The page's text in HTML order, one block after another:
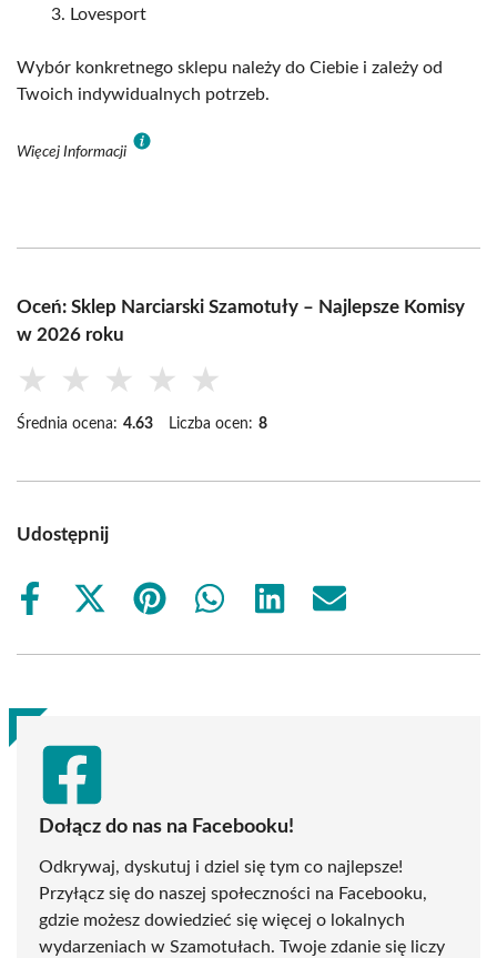
Lovesport
Wybór konkretnego sklepu należy do Ciebie i zależy od
Twoich indywidualnych potrzeb.
Więcej Informacji
Oceń: Sklep Narciarski Szamotuły – Najlepsze Komisy
w 2026 roku
★ ★ ★ ★ ★
Średnia ocena: 4.63 Liczba ocen: 8
Udostępnij
Share
Share
(Twitter)
Share
Share
Share
Share
Dołącz do nas na Facebooku!
Odkrywaj, dyskutuj i dziel się tym co najlepsze!
Przyłącz się do naszej społeczności na Facebooku,
gdzie możesz dowiedzieć się więcej o lokalnych
wydarzeniach w Szamotułach. Twoje zdanie się liczy